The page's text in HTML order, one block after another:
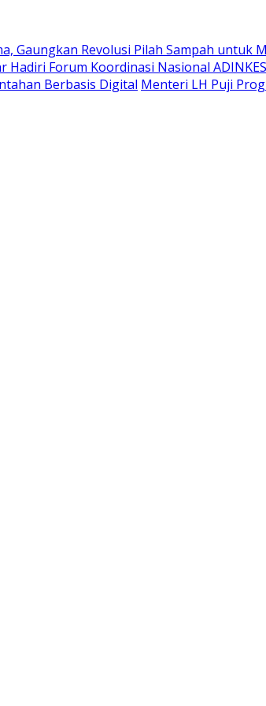
Gaungkan Revolusi Pilah Sampah untuk
Hadiri Forum Koordinasi Nasional
Berbasis Digital Menteri LH Puji